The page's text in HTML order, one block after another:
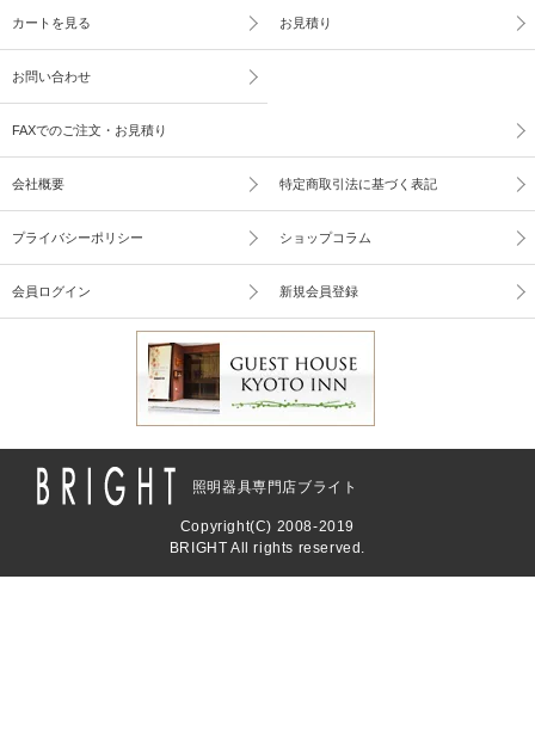
カートを見る お見積り
お問い合わせ
FAXでのご注文・お見積り
会社概要 特定商取引法に基づく表記
プライバシーポリシー ショップコラム
会員ログイン 新規会員登録
照明器具専門店ブライト
Copyright(C) 2008-2019
BRIGHT All rights reserved.